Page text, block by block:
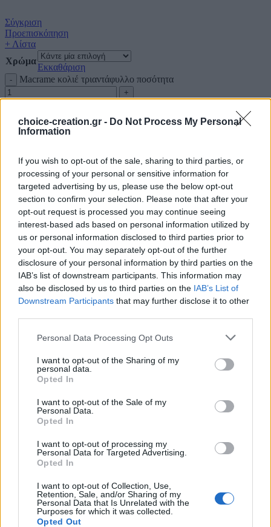
choice-creation.gr - Do Not Process My Personal
Information
If you wish to opt-out of the sale, sharing to third parties, or
processing of your personal or sensitive information for
targeted advertising by us, please use the below opt-out
section to confirm your selection. Please note that after your
opt-out request is processed you may continue seeing
interest-based ads based on personal information utilized by
us or personal information disclosed to third parties prior to
your opt-out. You may separately opt-out of the further
disclosure of your personal information by third parties on the
IAB’s list of downstream participants. This information may
also be disclosed by us to third parties on the IAB’s List of
Downstream Participants that may further disclose it to other
Personal Data Processing Opt Outs
I want to opt-out of the Sharing of my
personal data.
Opted In
I want to opt-out of the Sale of my
Personal Data.
Opted In
I want to opt-out of processing my
Personal Data for Targeted Advertising.
Opted In
I want to opt-out of Collection, Use,
Retention, Sale, and/or Sharing of my
Personal Data that Is Unrelated with the
Purposes for which it was collected.
Opted Out
Σύγκριση
Προεπισκόπηση
+ Λίστα
Χρώμα
Εκκαθάριση
Macrame κολιέ τριαντάφυλλo ποσότητα
Macrame κολιέ τριαντάφυλλo
Κολιέ
Κωδικός:fl567k
Σύνδεση για να δείτε τις τιμές
Macrame κολιέ τριαντάφυλλo ποσότητα
Σύγκριση
Προεπισκόπηση
+ Λίστα
Χρώμα
Εκκαθάριση
Macrame σκουλαρίκια τριαντάφυλλα ποσότητα
Προσθήκη στο καλάθι
Macrame σκουλαρίκια τριαντάφυλλα
Διαθέσιμα Χρώματα: 29
Σκουλαρίκια
Κωδικός:fl567s
Macrame σκουλαρίκια τριαντάφυλλα ποσότητα
Περισσότερα προϊόντα
Γίνεται φόρτωση...
ΤΗΛΕΦΩΝΙΚΕΣ ΠΑΡΑΓΓΕΛΙΕΣ